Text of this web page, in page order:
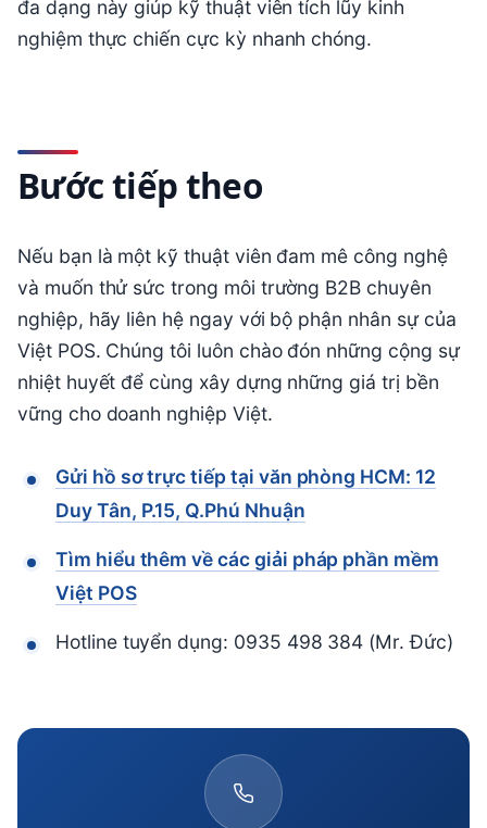
đa dạng này giúp kỹ thuật viên tích lũy kinh
nghiệm thực chiến cực kỳ nhanh chóng.
Bước tiếp theo
Nếu bạn là một kỹ thuật viên đam mê công nghệ
và muốn thử sức trong môi trường B2B chuyên
nghiệp, hãy liên hệ ngay với bộ phận nhân sự của
Việt POS. Chúng tôi luôn chào đón những cộng sự
nhiệt huyết để cùng xây dựng những giá trị bền
vững cho doanh nghiệp Việt.
Gửi hồ sơ trực tiếp tại văn phòng HCM: 12
Duy Tân, P.15, Q.Phú Nhuận
Tìm hiểu thêm về các giải pháp phần mềm
Việt POS
Hotline tuyển dụng: 0935 498 384 (Mr. Đức)